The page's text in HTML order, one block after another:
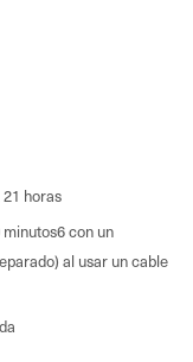
horas
con un
al usar un cable